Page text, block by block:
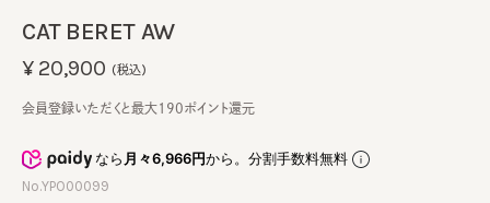
CAT BERET AW
なら月々6,966円から。分割手数料無料
No.YPO00099
¥20,900 (税込)
会員登録いただくと最大190ポイント還元